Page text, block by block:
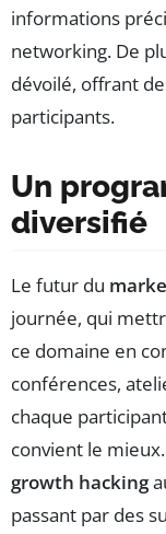
informations
networking. De
dévoilé, offrant
participants.
Un
diversifié
Le futur du
journée, qui
ce domaine en
conférences,
chaque
convient le
growth hacking
passant par des